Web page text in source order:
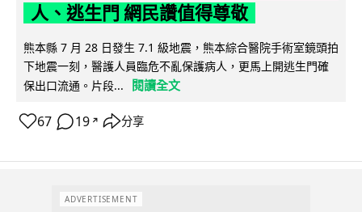
人、逃生門 網民讚值得尊敬
熊本縣 7 月 28 日發生 7.1 級地震，熊本綜合醫院手術室鏡頭拍
下地震一刻，醫護人員臨危不亂保護病人，更馬上開逃生門確
保出口流通。片段...
閱讀全文
67 19 ↗ 分享
ADVERTISEMENT